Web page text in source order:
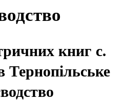
книг с.
Тернопільське